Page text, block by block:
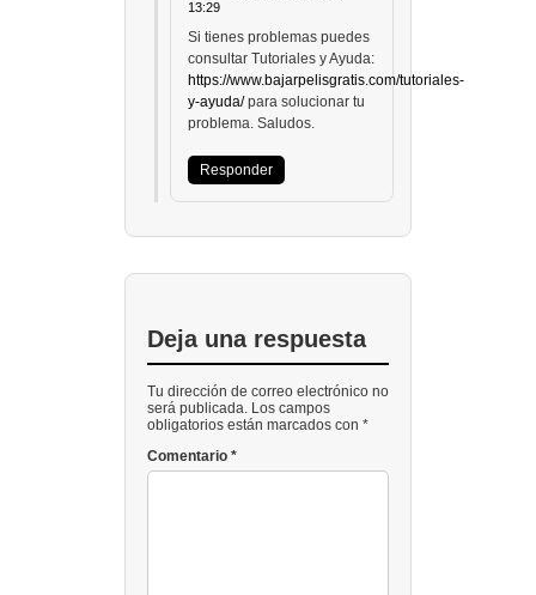
13:29
Si tienes problemas puedes
consultar Tutoriales y Ayuda:
https://www.bajarpelisgratis.com/tutoriales-
y-ayuda/para solucionar tu
problema. Saludos.
Responder
Deja una respuesta
Tu dirección de correo electrónico no
será publicada. Los campos
obligatorios están marcados con *
Comentario *